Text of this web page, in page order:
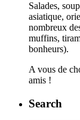
Salades,
asiatique,
nombreux
muffins,
bonheurs).
A vous de
amis !
Search